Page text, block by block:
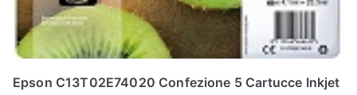
Epson C13T02E74020 Confezione 5 Cartucce Inkjet